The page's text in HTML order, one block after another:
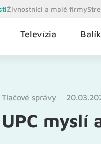
Živnostníci a malé firmy
Televízia
Tlačové správy
UPC myslí